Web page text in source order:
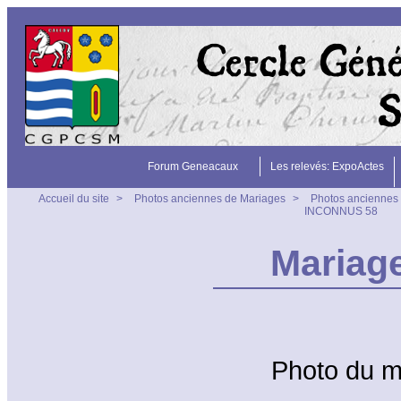
Forum Geneacaux Les relevés: ExpoActes
Accueil du site > Photos anciennes de Mariages >
Photos
INCONNUS 58
Photo du